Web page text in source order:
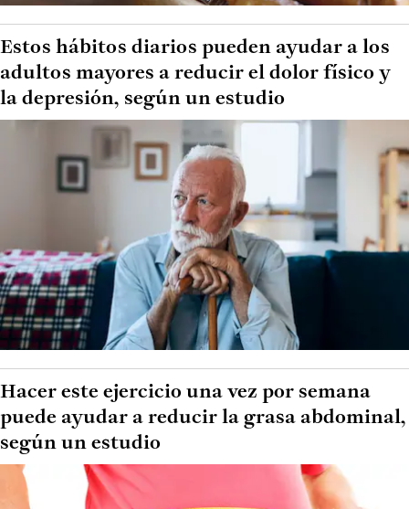
Estos hábitos diarios pueden ayudar a los
adultos mayores a reducir el dolor físico y
la depresión, según un estudio
Hacer este ejercicio una vez por semana
puede ayudar a reducir la grasa abdominal,
según un estudio